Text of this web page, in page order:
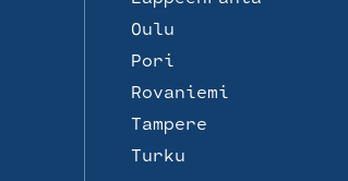
Oulu
Pori
Rovaniemi
Tampere
Turku